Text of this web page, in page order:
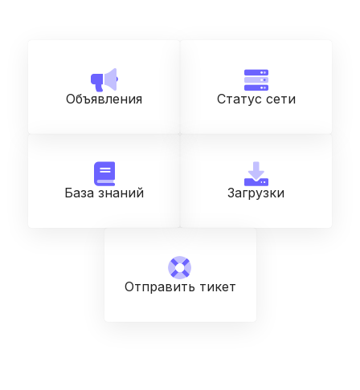
Объявления Статус сети
База знаний Загрузки
Отправить тикет